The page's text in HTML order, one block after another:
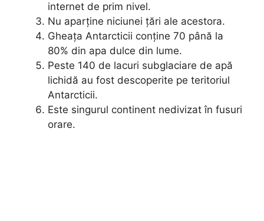
internet de prim nivel.
Nu aparține niciunei țări ale acestora.
Gheața Antarcticii conține 70 până la
80% din apa dulce din lume.
Peste 140 de lacuri subglaciare de apă
lichidă au fost descoperite pe teritoriul
Antarcticii.
Este singurul continent nedivizat în fusuri
orare.